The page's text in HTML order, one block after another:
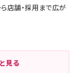
ら店舗・採用まで広が
見る